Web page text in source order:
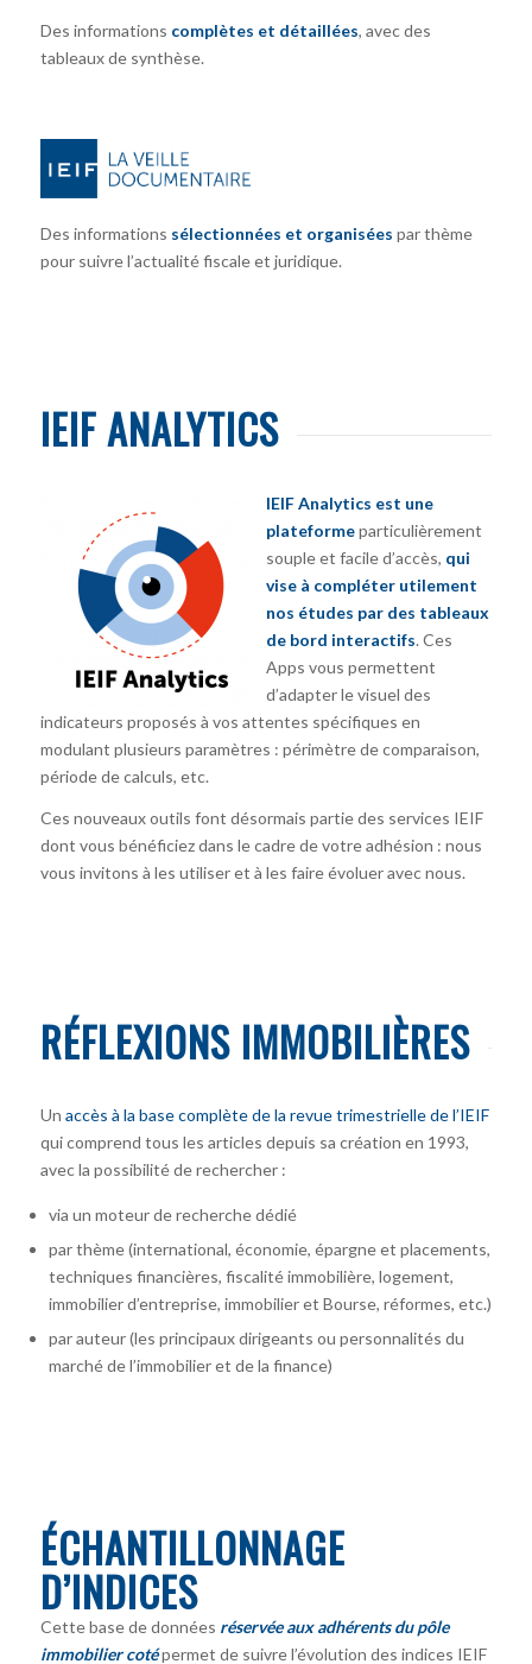
Des informations complètes et détaillées, avec des
tableaux de synthèse.
Des informations sélectionnées et organisées par thème
pour suivre l’actualité fiscale et juridique.
IEIF ANALYTICS
IEIF Analytics est une
plateformeparticulièrement
souple et facile d’accès, qui
vise à compléter utilement
nos études par des tableaux
de bord interactifs. Ces
Apps vous permettent
d’adapter le visuel des
indicateurs proposés à vos attentes spécifiques en
modulant plusieurs paramètres : périmètre de comparaison,
période de calculs, etc.
Ces nouveaux outils font désormais partie des services IEIF
dont vous bénéficiez dans le cadre de votre adhésion : nous
vous invitons à les utiliser et à les faire évoluer avec nous.
RÉFLEXIONS IMMOBILIÈRES
Un accès à la base complète de la revue trimestrielle de l’IEIF
qui comprend tous les articles depuis sa création en 1993,
avec la possibilité de rechercher :
via un moteur de recherche dédié
par thème (international, économie, épargne et placements,
techniques financières, fiscalité immobilière, logement,
immobilier d’entreprise, immobilier et Bourse, réformes, etc.)
par auteur (les principaux dirigeants ou personnalités du
marché de l’immobilier et de la finance)
ÉCHANTILLONNAGE
D’INDICES
Cette base de données réservée aux adhérents du pôle
immobilier coté permet de suivre l’évolution des indices IEIF